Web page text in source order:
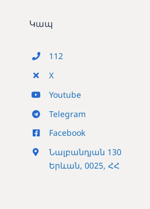
Կապ
112
X
Youtube
Telegram
Facebook
Նալբանդյան 130
Երևան, 0025, ՀՀ